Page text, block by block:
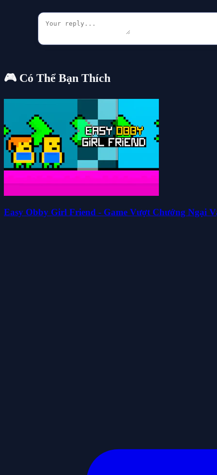
🎮 Có Thể Bạn Thích
Easy Obby Girl Friend - Game Vượt Chướng Ngại